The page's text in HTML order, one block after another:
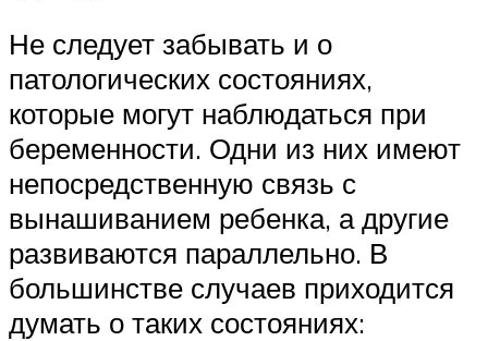
Не следует забывать и о
патологических состояниях,
которые могут наблюдаться при
беременности. Одни из них имеют
непосредственную связь с
вынашиванием ребенка, а другие
развиваются параллельно. В
большинстве случаев приходится
думать о таких состояниях: